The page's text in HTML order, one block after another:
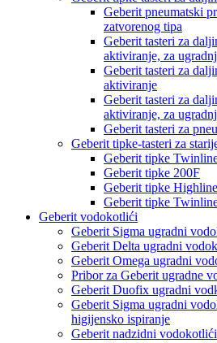
Geberit pneumatski
zatvorenog tipa
Geberit tasteri za
aktiviranje, za
Geberit tasteri za
aktiviranje
Geberit tasteri za
aktiviranje, za
Geberit tasteri za
Geberit tipke-tasteri za
Geberit tipke
Geberit tipke 200F
Geberit tipke Highline
Geberit tipke
Geberit vodokotlići
Geberit Sigma ugradni
Geberit Delta ugradni
Geberit Omega ugradni
Pribor za Geberit ugradne
Geberit Duofix ugradni
Geberit Sigma ugradni
higijensko ispiranje
Geberit nadzidni vodokotlići